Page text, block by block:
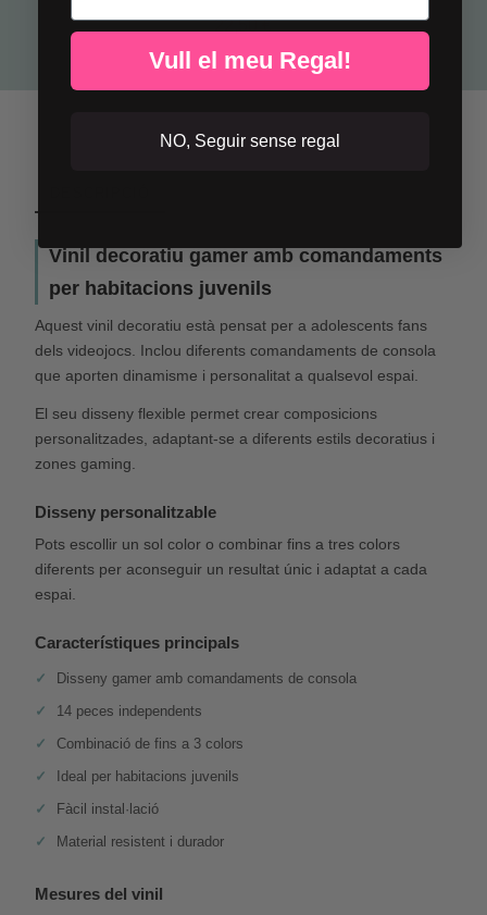
22,50 €
Vinil decoratiu gamer amb comandaments
per habitacions juvenils
Aquest vinil decoratiu està pensat per a adolescents fans
dels videojocs. Inclou diferents comandaments de consola
que aporten dinamisme i personalitat a qualsevol espai.
El seu disseny flexible permet crear composicions
personalitzades, adaptant-se a diferents estils decoratius i
zones gaming.
Disseny personalitzable
Pots escollir un sol color o combinar fins a tres colors
diferents per aconseguir un resultat únic i adaptat a cada
espai.
Característiques principals
Disseny gamer amb comandaments de consola
14 peces independents
Combinació de fins a 3 colors
Ideal per habitacions juvenils
Fàcil instal·lació
Material resistent i durador
Mesures del vinil
Vull el meu Regal!
NO, Seguir sense regal